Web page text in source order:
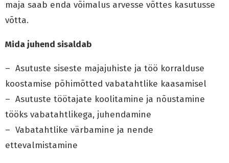
maja saab enda võimalus arvesse võttes kasutusse
võtta.
Mida juhend sisaldab
– Asutuste siseste majajuhiste ja töö korralduse
koostamise põhimõtted vabatahtlike kaasamisel
– Asutuste töötajate koolitamine ja nõustamine
tööks vabatahtlikega, juhendamine
– Vabatahtlike värbamine ja nende
ettevalmistamine